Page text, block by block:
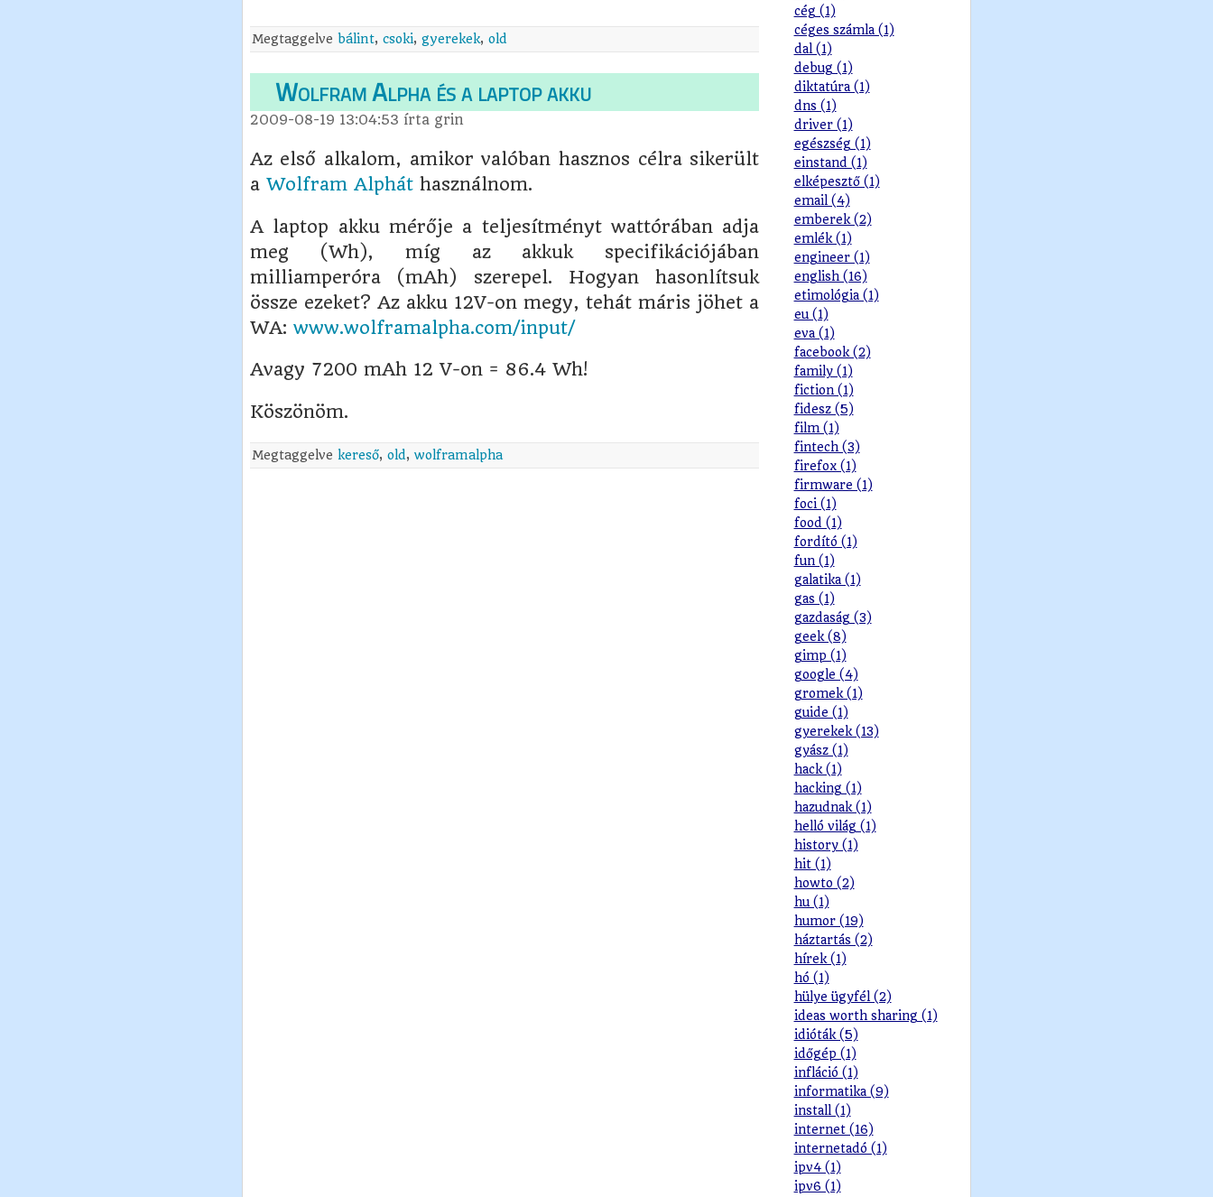
Megtaggelve bálint, csoki, gyerekek, old
Wolfram Alpha és a laptop akku
2009-08-19 13:04:53 írta grin
Az első alkalom, amikor valóban hasznos célra sikerült
a Wolfram Alpháthasználnom.
A laptop akku mérője a teljesítményt wattórában adja
meg (Wh), míg az akkuk specifikációjában
milliamperóra (mAh) szerepel. Hogyan hasonlítsuk
össze ezeket? Az akku 12V-on megy, tehát máris jöhet a
WA:www.wolframalpha.com/input/
Avagy 7200 mAh 12 V-on = 86.4 Wh!
Köszönöm.
Megtaggelve kereső, old, wolframalpha
cég (1)
céges számla (1)
dal (1)
debug (1)
diktatúra (1)
dns (1)
driver (1)
egészség (1)
einstand (1)
elképesztő (1)
email (4)
emberek (2)
emlék (1)
engineer (1)
english (16)
etimológia (1)
eu (1)
eva (1)
facebook (2)
family (1)
fiction (1)
fidesz (5)
film (1)
fintech (3)
firefox (1)
firmware (1)
foci (1)
food (1)
fordító (1)
fun (1)
galatika (1)
gas (1)
gazdaság (3)
geek (8)
gimp (1)
google (4)
gromek (1)
guide (1)
gyerekek (13)
gyász (1)
hack (1)
hacking (1)
hazudnak (1)
helló világ (1)
history (1)
hit (1)
howto (2)
hu (1)
humor (19)
háztartás (2)
hírek (1)
hó (1)
hülye ügyfél (2)
ideas worth sharing (1)
idióták (5)
időgép (1)
infláció (1)
informatika (9)
install (1)
internet (16)
internetadó (1)
ipv4 (1)
ipv6 (1)